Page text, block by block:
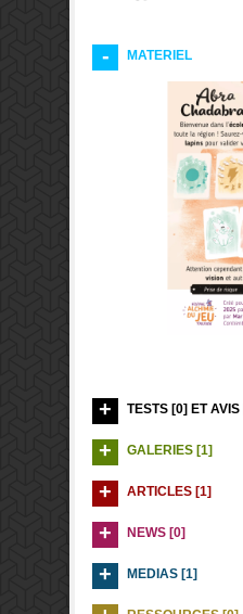
MATERIEL
TESTS [0] ET AVIS
GALERIES [1]
ARTICLES [1]
NEWS [0]
MEDIAS [1]